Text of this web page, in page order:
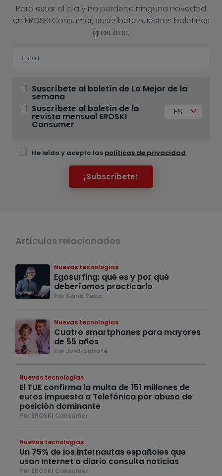
Para estar al día y no perderte ninguna novedad
en EROSKI Consumer, suscríbete nuestros boletines
gratuitos.
Suscríbete al boletín de Lo Mejor de la
semana
Suscríbete al boletín de la
revista mensual EROSKI
Consumer
ES
He leído y acepto las políticas de privacidad
¡Subscríbete!
Artículos relacionados
Nuevas tecnologías
Egosurfing: qué es y por qué
deberíamos practicarlo
Por Sonia Recio
Nuevas tecnologías
Cuatro smartphones para mayores
de 55 años
Por Jordi Sabaté
Nuevas tecnologías
El TUE confirma la multa de 151 millones de
euros impuesta a Telefónica por abuso de
posición dominante
Por EROSKI Consumer
Nuevas tecnologías
Un 75% de los internautas españoles que
usan Internet a diario consulta noticias
Por EROSKI Consumer